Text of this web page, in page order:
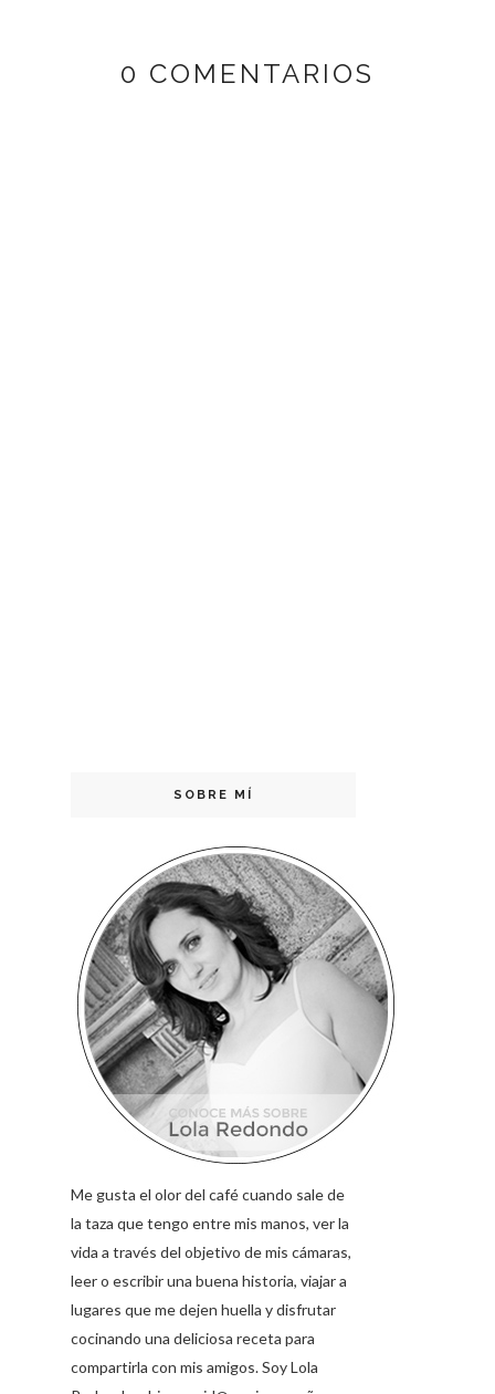
0 COMENTARIOS
SOBRE MÍ
Me gusta el olor del café cuando sale de
la taza que tengo entre mis manos, ver la
vida a través del objetivo de mis cámaras,
leer o escribir una buena historia, viajar a
lugares que me dejen huella y disfrutar
cocinando una deliciosa receta para
compartirla con mis amigos. Soy Lola